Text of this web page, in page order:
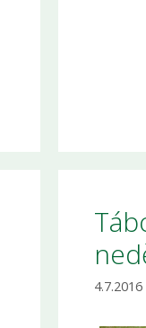
4.7.2016